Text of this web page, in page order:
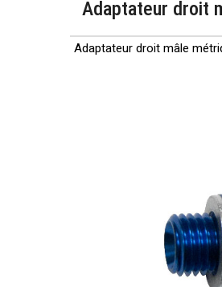
Adaptateur droit
Adaptateur droit mâle